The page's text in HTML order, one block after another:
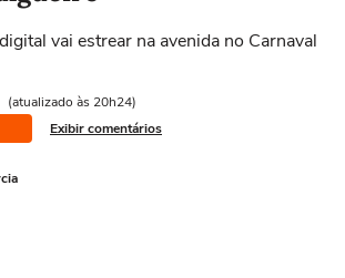
vai estrear na avenida no Carnaval
(atualizado às 20h24)
Exibir comentários